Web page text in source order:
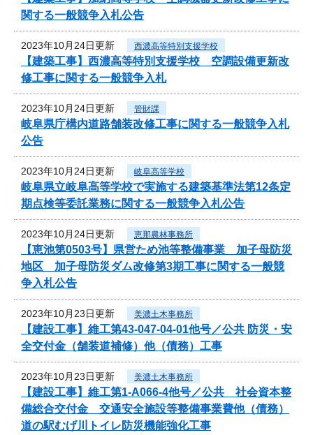
関する一般競争入札公告
2023年10月24日更新 西濃高等特別支援学校
【建築工事】西濃高等特別支援学校 空調設備更新改
修工事に関する一般競争入札
2023年10月24日更新 管財課
岐阜県庁構内道路舗装改修工事に関する一般競争入札
公告
2023年10月24日更新 岐阜高等学校
岐阜県立岐阜高等学校で実施する建築基準法第12条定
期点検等委託業務に関する一般競争入札公告
2023年10月24日更新 恵那農林事務所
【恵池第0503号】県営ため池等整備事業 加子母防災
地区 加子母防災ダム改修第3期工事に関する一般競
争入札公告
2023年10月23日更新 美濃土木事務所
【建設工事】維工第43-047-04-01他号／公共 防災・安
全交付金（舗装道補修）他（債務）工事
2023年10月23日更新 美濃土木事務所
【建設工事】維工第1-A066-4他号／公共 社会資本整
備総合交付金 交通安全施設等整備事業費他（債務）
道の駅むげ川トイレ防災機能強化工事